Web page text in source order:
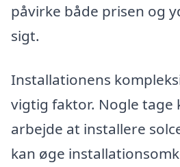
påvirke både prisen og
sigt.
Installationens
vigtig faktor. Nogle
arbejde at installere
kan øge